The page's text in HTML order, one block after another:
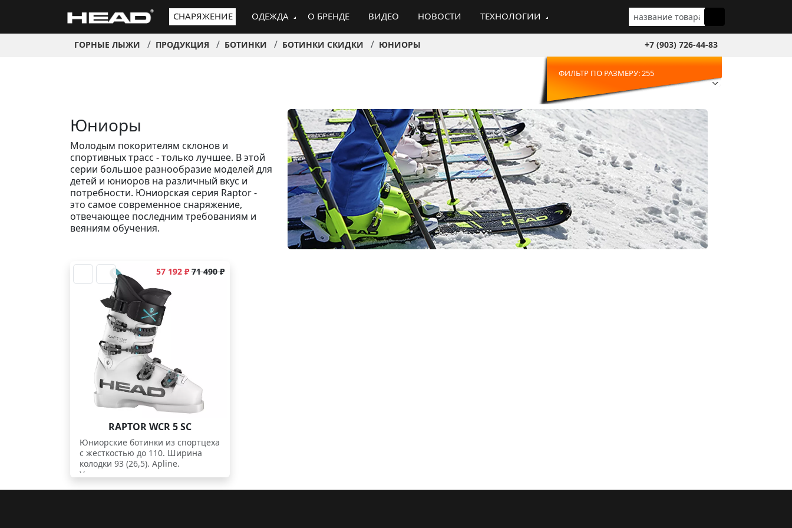
СНАРЯЖЕНИЕ ОДЕЖДА О БРЕНДЕ ВИДЕО НОВОСТИ ТЕХНОЛОГИИ
ГОРНЫЕ ЛЫЖИ ПРОДУКЦИЯ БОТИНКИ БОТИНКИ СКИДКИ ЮНИОРЫ +7 (903) 726-44-83
ФИЛЬТР ПО РАЗМЕРУ: 255
Юниоры
Молодым покорителям склонов и
спортивных трасс - только лучшее. В этой
серии большое разнообразие моделей для
детей и юниоров на различный вкус и
потребности. Юниорская серия Raptor -
это самое современное снаряжение,
отвечающее последним требованиям и
веяниям обучения.
57 192 ₽71 490 ₽
RAPTOR WCR 5 SC
Юниорские ботинки из спортцеха
с жесткостью до 110. Ширина
колодки 93 (26,5). Apline.
Укороченная манжета.